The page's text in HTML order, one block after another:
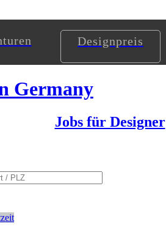
Designpreis
Germany
Jobs für Designer